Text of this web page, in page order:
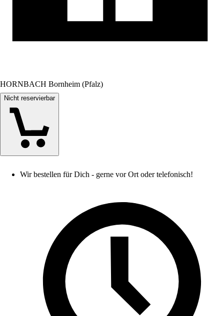
HORNBACH Bornheim (Pfalz)
Nicht reservierbar
Wir bestellen für Dich - gerne vor Ort oder telefonisch!